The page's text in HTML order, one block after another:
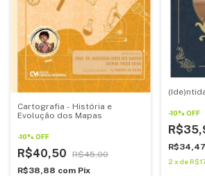
Cartografia - História e
Evolução dos Mapas
-10% OFF
R$40,50
R$45,00
R$38,88 com Pix
-10% OFF
R$34,47
2 x de